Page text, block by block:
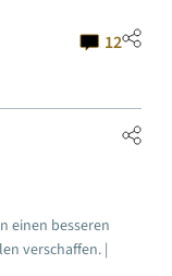
12
einen besseren
verschaffen. |